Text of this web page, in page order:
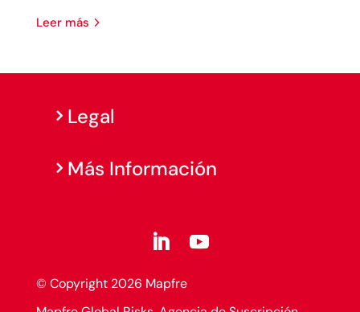
leer más
Legal
Más Información
© Copyright 2026 Mapfre